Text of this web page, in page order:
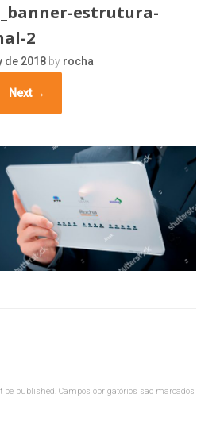
estrutura-
2
de 2018 by rocha
Next →
be published. Campos obrigatórios são marcados